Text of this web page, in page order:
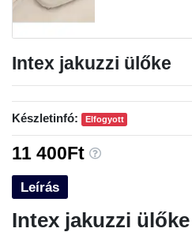
Intex jakuzzi ülőke
Leírás
Intex jakuzzi ülőke
Készletinfó: Elfogyott
11 400Ft